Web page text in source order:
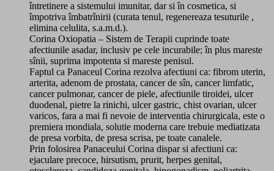
întretinere a sistemului imunitar, dar si în cosmetica, si
împotriva îmbatrînirii (curata tenul, regenereaza tesuturile ,
elimina celulita, s.a.m.d.).
Corina Oxiopatia – Sistem de Terapii cuprinde toate
afectiunile asadar, inclusiv pe cele incurabile; în plus mareste
sînii, suprima impotenta si mareste penisul.
Faptul ca Panaceul Corina rezolva afectiuni ca: fibrom uterin,
arterita, adenom de prostata, cancer de sîn, cancer limfatic,
cancer pulmonar, cancer de piele, afectiunile tiroidei, ulcer
duodenal, pietre la rinichi, ulcer gastric, chist ovarian, ulcer
varicos, fara a mai fi nevoie de interventia chirurgicala, este o
premiera mondiala, solutie moderna care trebuie mediatizata
de presa vorbita, de presa scrisa, pe toate canalele.
Prin folosirea Panaceului Corina dispar si afectiuni ca:
ejaculare precoce, hirsutism, prurit, herpes genital,